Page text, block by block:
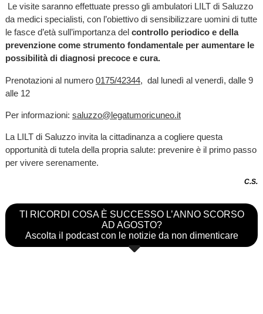
Le visite saranno effettuate presso gli ambulatori LILT di Saluzzo
da medici specialisti, con l’obiettivo di sensibilizzare uomini di tutte
le fasce d’età sull’importanza del controllo periodico e della
prevenzione come strumento fondamentale per aumentare le
possibilità di diagnosi precoce e cura.
Prenotazioni al numero 0175/42344, dal lunedì al venerdì, dalle 9
alle 12
Per informazioni: saluzzo@legatumoricuneo.it
La LILT di Saluzzo invita la cittadinanza a cogliere questa
opportunità di tutela della propria salute: prevenire è il primo passo
per vivere serenamente.
C.S.
TI RICORDI COSA È SUCCESSO L’ANNO SCORSO
AD AGOSTO?
Ascolta il podcast con le notizie da non dimenticare